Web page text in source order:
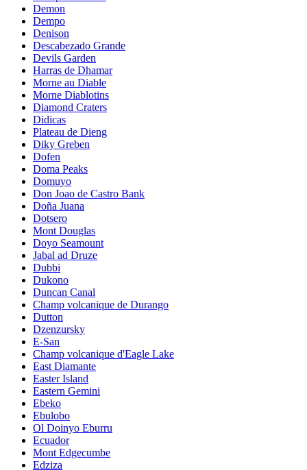
Demon
Dempo
Denison
Descabezado Grande
Devils Garden
Harras de Dhamar
Morne au Diable
Morne Diablotins
Diamond Craters
Didicas
Plateau de Dieng
Diky Greben
Dofen
Doma Peaks
Domuyo
Don Joao de Castro Bank
Doña Juana
Dotsero
Mont Douglas
Doyo Seamount
Jabal ad Druze
Dubbi
Dukono
Duncan Canal
Champ volcanique de Durango
Dutton
Dzenzursky
E-San
Champ volcanique d'Eagle Lake
East Diamante
Easter Island
Eastern Gemini
Ebeko
Ebulobo
Ol Doinyo Eburru
Ecuador
Mont Edgecumbe
Edziza